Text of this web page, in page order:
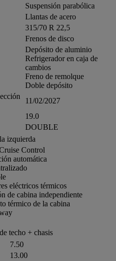
Suspensión parabólica
Llantas de acero
315/70 R 22,5
Frenos de disco
Depósito de aluminio
Refrigerador en caja de
cambios
Freno de remolque
Doble depósito
11/02/2027
19.0
DOUBLE
izquierda
Control
automática
eléctricos térmicos
de cabina independiente
térmico de la cabina
techo + chasis
7.50
13.00